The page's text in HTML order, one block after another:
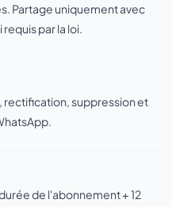
Partage uniquement avec
par la loi.
rectification, suppression et
de l'abonnement + 12